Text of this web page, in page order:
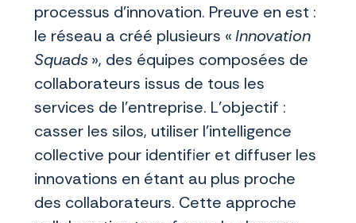
processus d’innovation. Preuve en est :
le réseau a créé plusieurs «Innovation
Squads», des équipes composées de
collaborateurs issus de tous les
services de l’entreprise. L’objectif :
casser les silos, utiliser l’intelligence
collective pour identifier et diffuser les
innovations en étant au plus proche
des collaborateurs. Cette approche